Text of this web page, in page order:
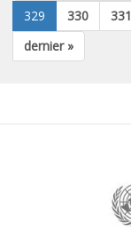
329
330 331
dernier »